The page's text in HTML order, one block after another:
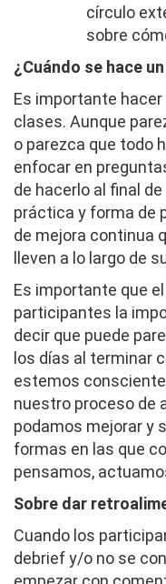
círculo
sobre
¿Cuándo se hace
Es importante
clases. Aunque
o parezca que todo
enfocar en
de hacerlo al final
práctica y forma de
de mejora continua
lleven a lo largo de
Es importante que
participantes la
decir que puede
los días al terminar
estemos
nuestro proceso de
podamos mejorar y
formas en las que
pensamos,
Sobre dar
Cuando los
debrief y/o no se